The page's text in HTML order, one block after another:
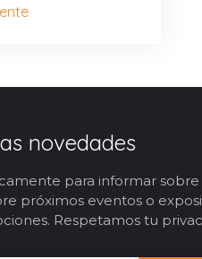
novedades
para informar sobre
próximos eventos o
Respetamos tu